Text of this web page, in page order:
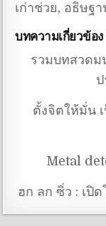
เก่าช่วย, อธิษฐ
บทความเกี่ยวข้อง
รวมบทสวดม
ตั้งจิตให้มั่น
Metal
ฮก ลก ซิ่ว : เปิ